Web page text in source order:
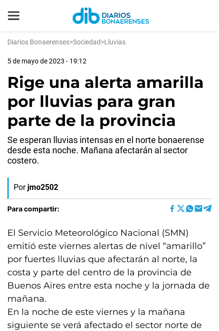
Diarios Bonaerenses>Sociedad>Lluvias
5 de mayo de 2023 - 19:12
Rige una alerta amarilla
por lluvias para gran
parte de la provincia
Se esperan lluvias intensas en el norte bonaerense
desde esta noche. Mañana afectarán al sector
costero.
Por jmo2502
Para compartir:
El Servicio Meteorológico Nacional (SMN)
emitió este viernes alertas de nivel “amarillo”
por fuertes lluvias que afectarán al norte, la
costa y parte del centro de la provincia de
Buenos Aires entre esta noche y la jornada de
mañana.
En la noche de este viernes y la mañana
siguiente se verá afectado el sector norte de